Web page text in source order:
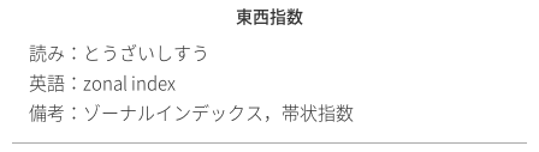
東西指数
読み： とうざいしすう
英語： zonal index
備考： ゾーナルインデックス，帯状指数